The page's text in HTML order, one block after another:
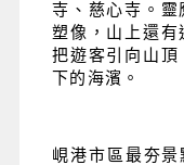
寺、慈心寺。
塑像，山上還有
把遊客引向山頂
下的海濱。
峴港市區最夯景